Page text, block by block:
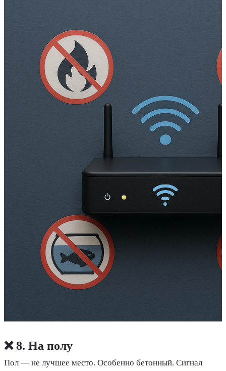
❌ 8. На полу
Пол — не лучшее место. Особенно бетонный. Сигнал